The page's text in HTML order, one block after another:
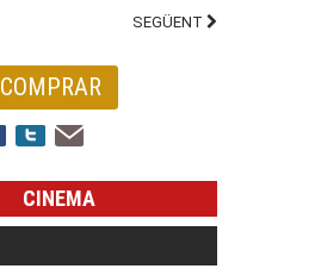
SEGÜENT
COMPRAR
CINEMA